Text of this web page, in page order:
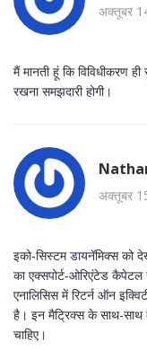
अक्तूबर
मैं मानती हूं कि विविधीकरण
रखना समझदारी होगी।
अक्तूबर
इको‑सिस्टम डायनॅमिक्स को
का एक्सपोर्ट‑ओरिएंटेड
एनालिसिस में रिटर्न ऑन
है। इन मैट्रिक्स के साथ-साथ
चाहिए।